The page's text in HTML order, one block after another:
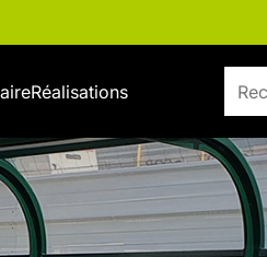
Réalisations